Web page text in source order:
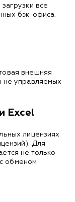
все
бэк-офиса.
внешняя
не управляемых
Excel
лицензиях
Для
не только
обменом